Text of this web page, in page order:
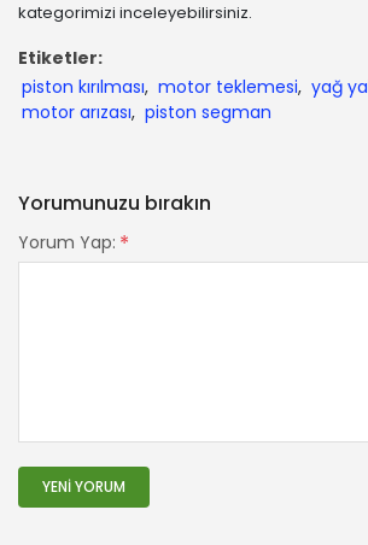
kategorimizi inceleyebilirsiniz.
Etiketler:
piston kırılması, motor teklemesi, yağ
motor arızası, piston segman
Yorumunuzu bırakın
Yorum Yap: *
YENI YORUM